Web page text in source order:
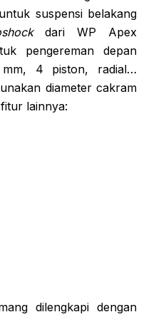
suspensi belakang
dari WP Apex
pengereman depan
mm, 4 piston, radial…
diameter cakram
lainnya:
dilengkapi dengan